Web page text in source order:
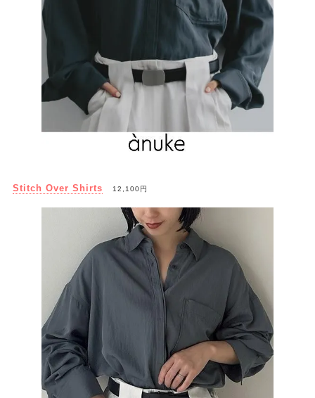
Stitch Over Shirts 12,100円